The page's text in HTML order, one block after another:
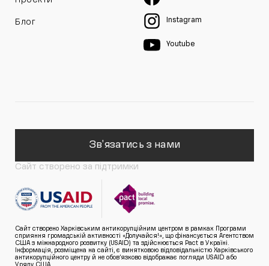
Блог Instagram
Youtube
Зв'язатись з нами
Сайт створено за підтримки
Сайт створено Харківським антикорупційним центром в рамках Програми
сприяння громадській активності «Долучайся!», що фінансується Агентством
США з міжнародного розвитку (USAID) та здійснюється Pact в Україні.
Інформація, розміщена на сайті, є винятковою відповідальністю Харківського
антикорупційного центру й не обов’язково відображає погляди USAID або